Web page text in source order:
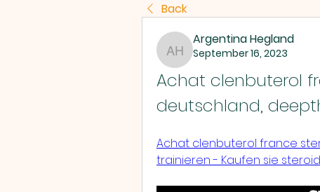
Back
Argentina Hegland
Argentina Hegland
September 16, 2023
Achat clenbuterol
deutschland,
Achat clenbuterol france
trainieren - Kaufen sie